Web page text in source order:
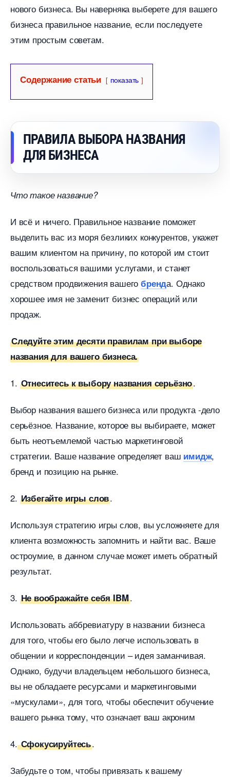
нового бизнеса. Вы наверняка выберете для вашего
изнеса правильное название, если последуете
этим простым советам.
Содержание статьи показать
ПРАВИЛА ВЫБОРА НАЗВАНИЯ
ДЛЯ БИЗНЕСА
Что такое название?
И всё и ничего. Правильное название поможет
ыделить вас из моря безликих конкурентов, укажет
ашим клиентом на причину, по которой им стоит
оспользоваться вашими услугами, и станет
средством продвижения вашегоренда. Однако
хорошее имя не заменит бизнес операций или
продаж.
Следуйте этим десяти правилам при выборе
названия для вашего бизнеса.
1. Отнеситесь к выбору названия серьёзно.
ыбор названия вашего бизнеса или продукта -дело
серьёзное. Название, которое вы выбираете, может
ыть неотъемлемой частью маркетинговой
стратегии. Ваше название определяет ваш имидж,
ренд и позицию на рынке.
2. Избегайте игры сло.
Используя стратегию игры слов, вы усложняете для
клиента возможность запомнить и найти вас. Ваше
остроумие, в данном случае может иметь обратный
результат.
3. Не воображайте себя IBM.
Использовать аббревиатуру в названии бизнеса
для того, чтобы его было легче использовать
общении и корреспонденции – идея заманчивая.
Однако, будучи владельцем небольшого бизнеса,
ы не обладаете ресурсами и маркетинговыми
«мускулами», для того, чтобы обеспечит обучение
ашего рынка тому, что означает ваш акроним
4.Сфокусируйтесь.
Забудьте о том, чтобы привязать к вашему